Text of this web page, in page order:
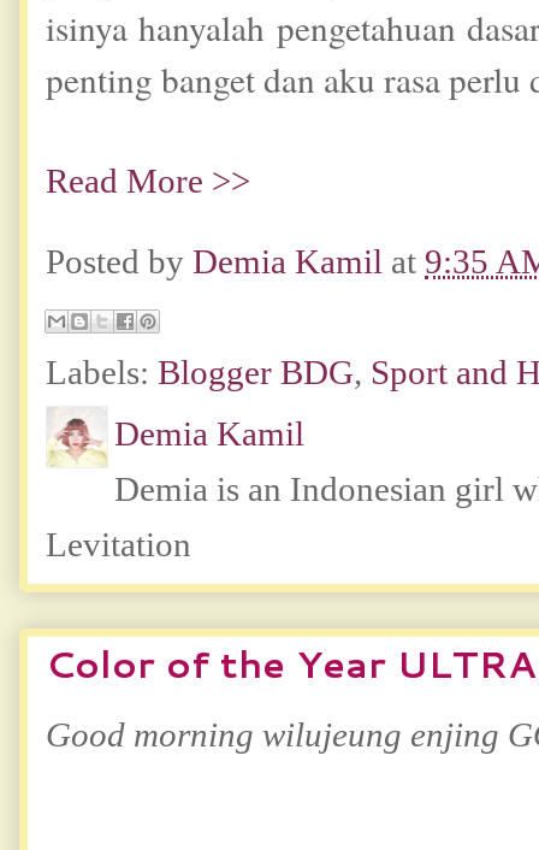
isinya hanyalah pengetahuan
penting banget dan aku rasa perlu
Read More >>
Posted by Demia Kamil at 9:35
Labels: Blogger BDG, Sport and
Demia Kamil
Demia is an Indonesian girl
Levitation
Color of the Year
Good morning wilujeung enjing